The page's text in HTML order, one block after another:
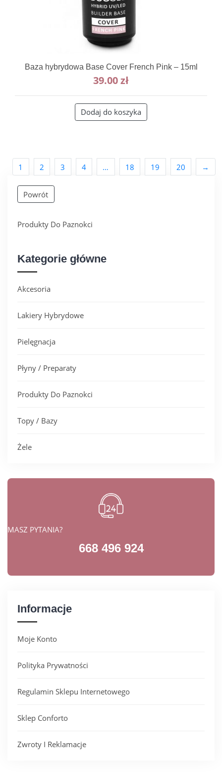
Powrót
Produkty Do Paznokci
Kategorie główne
Akcesoria
Lakiery Hybrydowe
Pielęgnacja
Płyny / Preparaty
Produkty Do Paznokci
Topy / Bazy
Żele
MASZ PYTANIA?
668 496 924
Informacje
Moje Konto
Polityka Prywatności
Regulamin Sklepu Internetowego
Sklep Conforto
Zwroty I Reklamacje
Baza hybrydowa Base Cover French Pink – 15ml
39.00zł
Dodaj do koszyka
1 2 3 4 … 18 19 20 →